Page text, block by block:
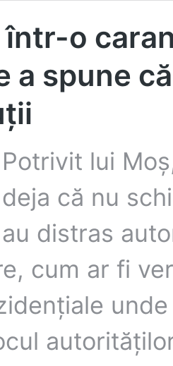
într-o
a spune
Potrivit lui
deja că nu
au distras
cum ar fi